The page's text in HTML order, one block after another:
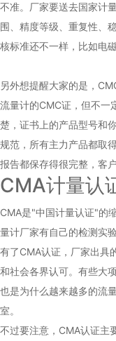
不准。厂家要送去国家计
围、精度等级、重复性、
核标准还不一样，比如电
另外想提醒大家的是，
流量计的CMC证，但不一
楚，证书上的产品型号和
规范，所有主力产品都取
报告都保存得很完整，客
CMA计量认
CMA是"中国计量认证"的
量计厂家有自己的检测实
有了CMA认证，厂家出具
和社会各界认可。有些大
也是为什么越来越多的流
室。
不过要注意，CMA认证主